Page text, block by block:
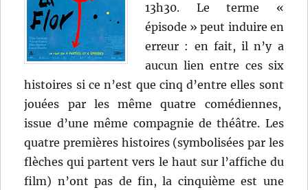
13h30. Le terme «
épisode » peut induire en
erreur : en fait, il n’y a
aucun lien entre ces six
histoires si ce n’est que cinq d’entre elles sont
jouées par les même quatre comédiennes,
issue d’une même compagnie de théâtre. Les
quatre premières histoires (symbolisées par les
flèches qui partent vers le haut sur l’affiche du
film) n’ont pas de fin, la cinquième est une